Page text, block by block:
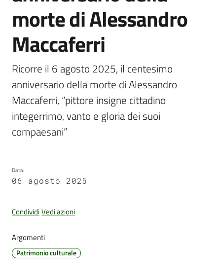
Vivere
Galliera
Amministrazione
Trasparente
gli
morte di Alessandro
Maccaferri
Ricorre il 6 agosto 2025, il centesimo
anniversario della morte di Alessandro
Maccaferri, “pittore insigne cittadino
integerrimo, vanto e gloria dei suoi
compaesani”
Data:
06 agosto 2025
CondividiVedi azioni
Argomenti
Patrimonio culturale